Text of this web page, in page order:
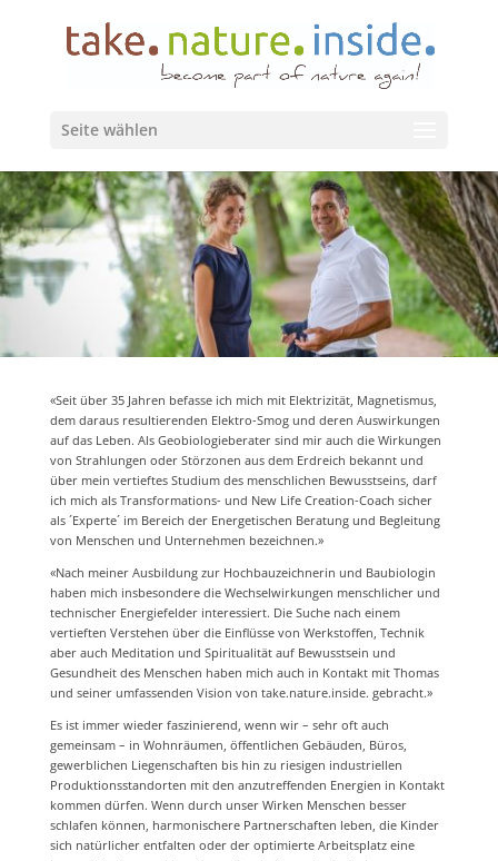
Seite wählen
«Seit über 35 Jahren befasse ich mich mit Elektrizität, Magnetismus,
dem daraus resultierenden Elektro-Smog und deren Auswirkungen
auf das Leben. Als Geobiologieberater sind mir auch die Wirkungen
von Strahlungen oder Störzonen aus dem Erdreich bekannt und
über mein vertieftes Studium des menschlichen Bewusstseins, darf
ich mich als Transformations- und New Life Creation-Coach sicher
als ´Experte´ im Bereich der Energetischen Beratung und Begleitung
von Menschen und Unternehmen bezeichnen.»
«Nach meiner Ausbildung zur Hochbauzeichnerin und Baubiologin
haben mich insbesondere die Wechselwirkungen menschlicher und
technischer Energiefelder interessiert. Die Suche nach einem
vertieften Verstehen über die Einflüsse von Werkstoffen, Technik
aber auch Meditation und Spiritualität auf Bewusstsein und
Gesundheit des Menschen haben mich auch in Kontakt mit Thomas
und seiner umfassenden Vision von take.nature.inside. gebracht.»
Es ist immer wieder faszinierend, wenn wir – sehr oft auch
gemeinsam – in Wohnräumen, öffentlichen Gebäuden, Büros,
gewerblichen Liegenschaften bis hin zu riesigen industriellen
Produktionsstandorten mit den anzutreffenden Energien in Kontakt
kommen dürfen. Wenn durch unser Wirken Menschen besser
schlafen können, harmonischere Partnerschaften leben, die Kinder
sich natürlicher entfalten oder der optimierte Arbeitsplatz eine